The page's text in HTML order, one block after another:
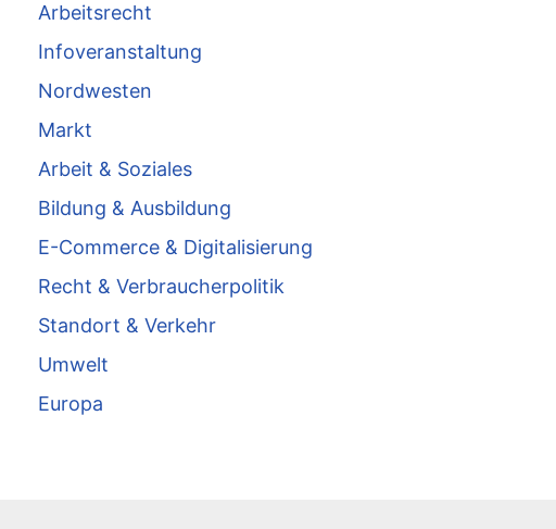
Arbeitsrecht
Infoveranstaltung
Nordwesten
Markt
Arbeit & Soziales
Bildung & Ausbildung
E-Commerce & Digitalisierung
Recht & Verbraucherpolitik
Standort & Verkehr
Umwelt
Europa